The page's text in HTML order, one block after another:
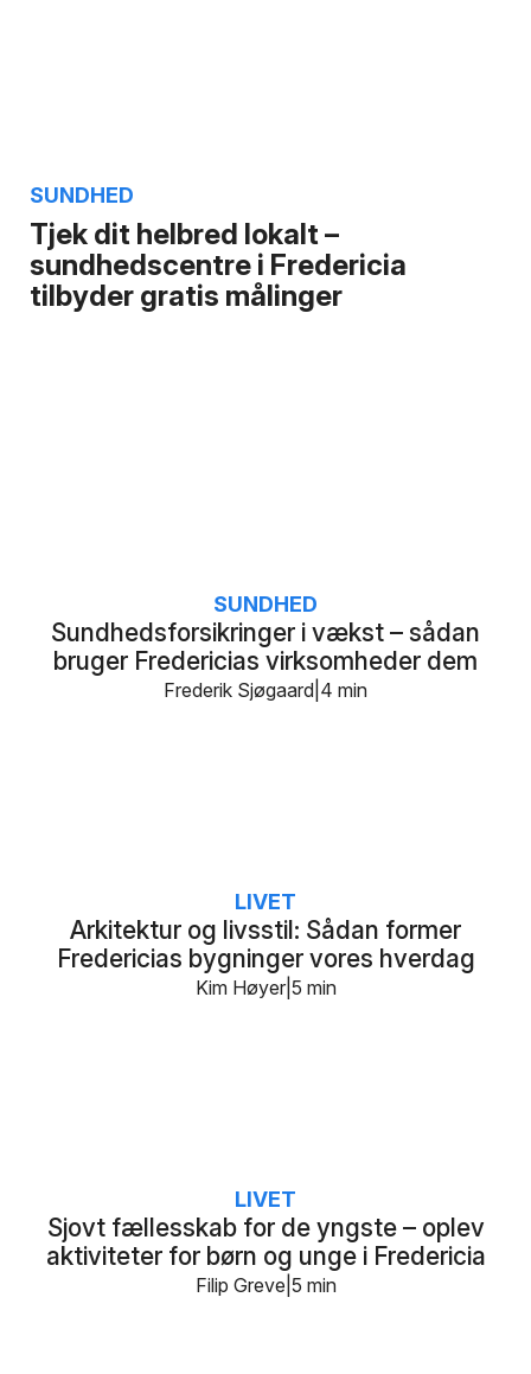
Tjek dit helbred lokalt –
sundhedscentre i Fredericia
tilbyder gratis målinger
SUNDHED
Sundhedsforsikringer i vækst – sådan
bruger Fredericias virksomheder dem
SUNDHED
4 min
Frederik Sjøgaard
Arkitektur og livsstil: Sådan former
Fredericias bygninger vores hverdag
LIVET
5 min
Kim Høyer
Sjovt fællesskab for de yngste – oplev
aktiviteter for børn og unge i Fredericia
LIVET
5 min
Filip Greve